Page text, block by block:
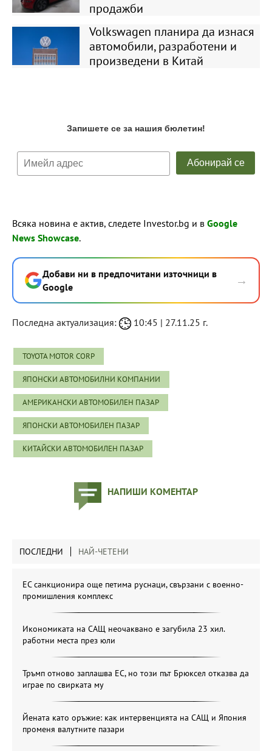
продажби
Volkswagen планира да изнася
автомобили, разработени и
произведени в Китай
Всяка новина е актив, следете Investor.bg и в Google
News Showcase.
Добави ни в предпочитани източници в
Google
→
Последна актуализация: 10:45 | 27.11.25 г.
TOYOTA MOTOR CORP
ЯПОНСКИ АВТОМОБИЛНИ КОМПАНИИ
АМЕРИКАНСКИ АВТОМОБИЛЕН ПАЗАР
ЯПОНСКИ АВТОМОБИЛЕН ПАЗАР
КИТАЙСКИ АВТОМОБИЛЕН ПАЗАР
НАПИШИ КОМЕНТАР
ПОСЛЕДНИ НАЙ-ЧЕТЕНИ
ЕС санкционира още петима руснаци, свързани с военно-
промишления комплекс
Икономиката на САЩ неочаквано е загубила 23 хил.
работни места през юли
Тръмп отново заплашва ЕС, но този път Брюксел отказва да
играе по свирката му
Йената като оръжие: как интервенцията на САЩ и Япония
променя валутните пазари